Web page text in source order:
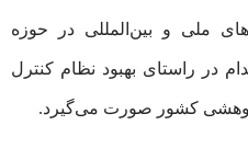
ملی و بین‌المللی در حوزه
در راستای بهبود نظام کنترل
کشور صورت می‌گیرد.